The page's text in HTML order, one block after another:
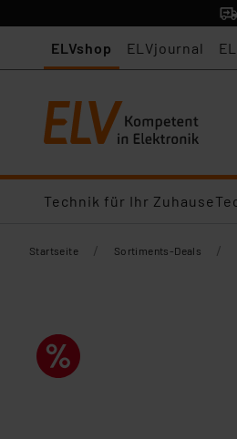
ELVshop ELVjournal
Technik für Ihr Zuhause
Startseite / Sortiments-Deals /